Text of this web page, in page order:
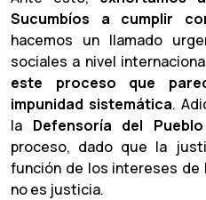
Sucumbíos a cumplir
hacemos un llamado
sociales a nivel
este proceso que
impunidad sistemática.
la Defensoría del Pueblo
proceso, dado que la
función de los intereses de
no es justicia.